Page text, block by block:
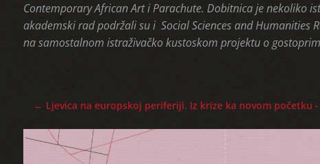
Contemporary African Art i Parachute. Dobitnica je nekoliko
akademski rad podržali su i Social Sciences and Humanities
na samostalnom istraživačko kustoskom projektu o
← Ljevica na europskoj periferiji. Iz krize ka novom početku